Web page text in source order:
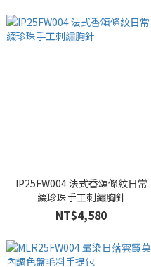
IP25FW004 法式香頌條紋日常
綴珍珠手工刺繡胸針
NT$4,580